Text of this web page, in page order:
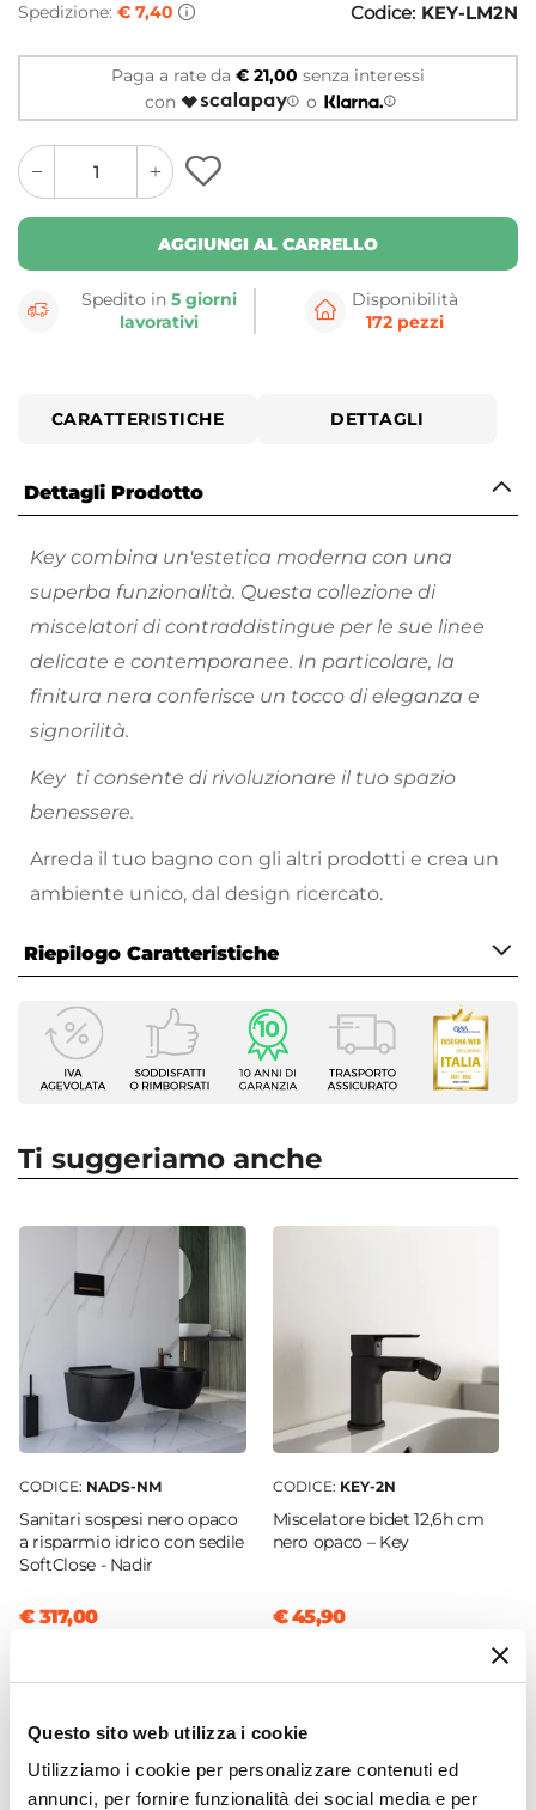
Questo sito web utilizza i cookie
Utilizziamo i cookie per personalizzare contenuti ed
annunci, per fornire funzionalità dei social media e per
Spedizione: € 7,40 Codice: KEY-LM2N
Paga a rate da € 21,00 senza interessi
con
o
quantity
button
quantity
minus
button
AGGIUNGI AL CARRELLO
Spedito in5 giorni
lavorativi
Disponibilità
172 pezzi
CARATTERISTICHE DETTAGLI
Dettagli Prodotto
Key combina un'estetica moderna con una
superba funzionalità. Questa collezione di
miscelatori di contraddistingue per le sue linee
delicate e contemporanee. In particolare, la
finitura nera conferisce un tocco di eleganza e
signorilità.
Key ti consente dirivoluzionare il tuo spazio
benessere.
Arreda il tuo bagno con gli altri prodotti e crea un
ambiente unico, dal design ricercato.
Riepilogo Caratteristiche
Caratteristiche
Tipologia
Miscelatore a Parete
Serie
Nero
Azionamento
Leva monocomando
Sezione Base
Ø 8 cm
Lunghezza Canna
Materiale
Ottone
Installazione
Attacchi
Per piletta Click-Clack
Inclusi
Ti suggeriamo anche
CODICE: NADS-NM
Sanitari sospesi nero opaco
a risparmio idrico con sedile
SoftClose - Nadir
€ 317,00
CODICE: KEY-2N
Miscelatore bidet 12,6h cm
nero opaco – Key
€ 45,90